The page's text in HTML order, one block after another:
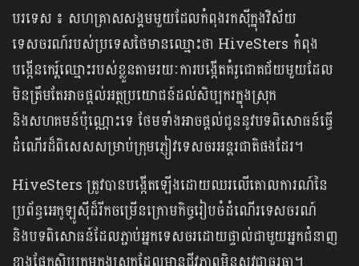
បរទេស ៖ សហគ្រាសសង្គមមួយដែលកំពុងរកស៊ីក្នុងវិស័យ
ទេសចរណ៍របស់ប្រទេសថៃមានឈ្មោះថា HiveSters កំពុង
បង្កើនកេរ្ត៍ឈ្មោះរបស់ខ្លួនតាមរយៈការបង្កើតគំរូជោគជ័យមួយដែល
មិនត្រឹមតែអាចផ្តល់អត្ថប្រយោជន៍ដល់សិប្បករក្នុងស្រុក
និងសហគមន៍ប៉ុណ្ណោះទេ ថែមទាំងអាចផ្តល់ជូននូវបទពិសោធន៍ធ្វើ
ដំណើរដ៏ពិសេសសម្រាប់ក្រុមភ្ញៀវទេសចរអន្តរជាតិផងដែរ។
HiveSters ត្រូវបានបង្កើតឡើងដោយឈរលើគោលការណ៍នៃ
ប្រព័ន្ធអេកូឡូស៊ីដ៏រីកចម្រើនក្រោមកិច្ចរៀបចំដំណើរទេសចរណ៍
និងបទពិសោធន៍ដែលភ្ជាប់អ្នកទេសចរដោយផ្ទាល់ជាមួយអ្នកជំនាញ